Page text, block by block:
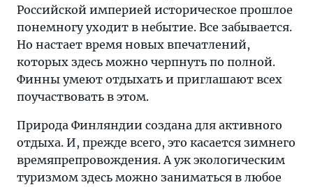
Российской империей историческое прошлое
понемногу уходит в небытие. Все забывается.
Но настает время новых впечатлений,
которых здесь можно черпнуть по полной.
Финны умеют отдыхать и приглашают всех
поучаствовать в этом.
Природа Финляндии создана для активного
отдыха. И, прежде всего, это касается зимнего
времяпрепровождения. А уж экологическим
туризмом здесь можно заниматься в любое